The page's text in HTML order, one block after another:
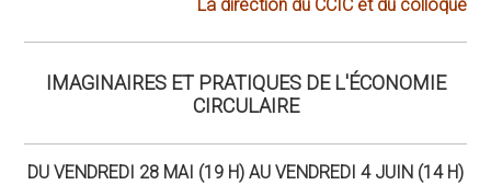
© Goodstudio
Flyer (PDF)